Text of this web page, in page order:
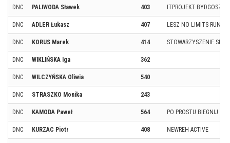
DNC PALIWODA Sławek 403 ITPROJEKT BYDGOSZCZ
DNC ADLER Łukasz 407 LESZ NO LIMITS
DNC KORUS Marek 414 STOWARZYSZENIE
DNC WIKLIŃSKA Iga 362
DNC WILCZYŃSKA Oliwia 540
DNC STRASZKO Monika 243
DNC KAMODA Paweł 564 PO PROSTU BIEGNIJ
DNC KURZAC Piotr 408 NEWREH ACTIVE